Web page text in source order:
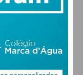
ALTERAR